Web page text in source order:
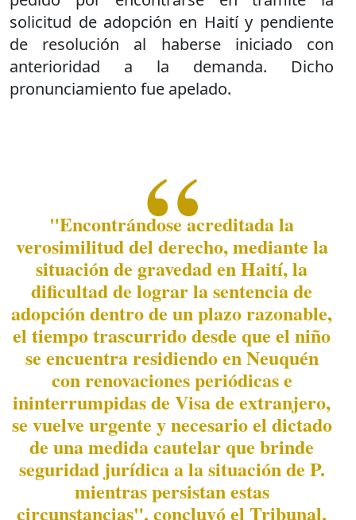
solicitud de adopción en Haití y pendiente
de resolución al haberse iniciado con
anterioridad a la demanda. Dicho
pronunciamiento fue apelado.
"Encontrándose acreditada la
verosimilitud del derecho, mediante la
situación de gravedad en Haití, la
dificultad de lograr la sentencia de
adopción dentro de un plazo razonable,
el tiempo trascurrido desde que el niño
se encuentra residiendo en Neuquén
con renovaciones periódicas e
ininterrumpidas de Visa de extranjero,
se vuelve urgente y necesario el dictado
de una medida cautelar que brinde
seguridad jurídica a la situación de P.
mientras persistan estas
circunstancias", concluyó el Tribunal,